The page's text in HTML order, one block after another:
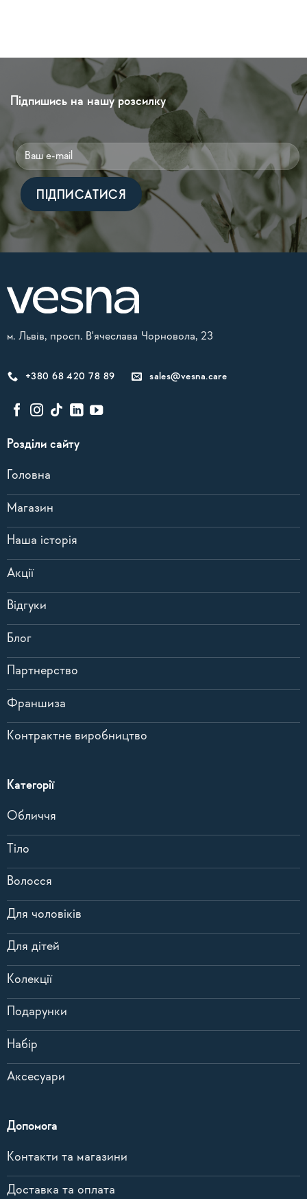
Підпишись на нашу розсилку
Alternative:
м. Львів, просп. В'ячеслава Чорновола, 23
+380 68 420 78 89 sales@vesna.care
Розділи сайту
Головна
Магазин
Наша історія
Акції
Відгуки
Блог
Партнерство
Франшиза
Контрактне виробництво
Категорії
Обличчя
Тіло
Волосся
Для чоловіків
Для дітей
Колекції
Подарунки
Набір
Аксесуари
Допомога
Контакти та магазини
Доставка та оплата